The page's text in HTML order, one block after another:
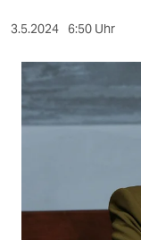
berlin
nord
wahrheit
veranstaltungen
3.5.2024 6:50 Uhr